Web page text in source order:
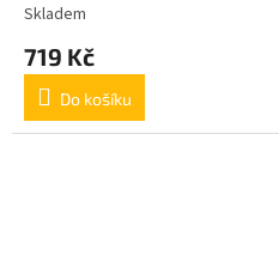
Skladem
719 Kč
Do košíku